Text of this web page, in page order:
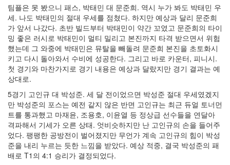
팀플은 못 봤으니 패스, 박태민 대 문준희. 역시 누가 봐도 박태민 우
세. 나도 박태민의 절대 우세를 점쳤다. 하지만 예상과 달리 문준희
가 앞서 나갔다. 초반 빌드부터 박태민이 약간 꼬였고 문준희의 타이
밍 좋은 러시로 박태민이 멀티 밀리고 본진까지 타격 받으면서 위험
했는데 그 와중에 박태민은 뮤탈을 빼돌려 문준희 본진을 초토화시
키고 다시 돌아와서 수비에 성공한다. 그리고 바로 카운터, 피니시.
첫 경기와 마찬가지로 경기 내용은 예상과 달랐지만 경기 결과는 예
상대로.
5경기 고인규 대 박성준. 세 달 전이었으면 박성준 절대 우세였겠지
만 박성준의 포스는 예전 같지 않은 반면 고인규는 최근 듀얼 토너먼
트를 통과했고 마재윤, 조용호, 이윤열 등 정상급 선수들을 연달아
격파해서 기세가 오른 상태. 엇비슷하지만 난 고인규의 손을 들어주
었다. 팽팽한 공방전이 벌어졌지만 무언가 계속 고인규의 힘이 박성
준을 내리 누르는 듯한 느낌을 받았다. 예상 적중, 결국 박성준의 패
배로 T1의 4:1 승리가 결정되었다.